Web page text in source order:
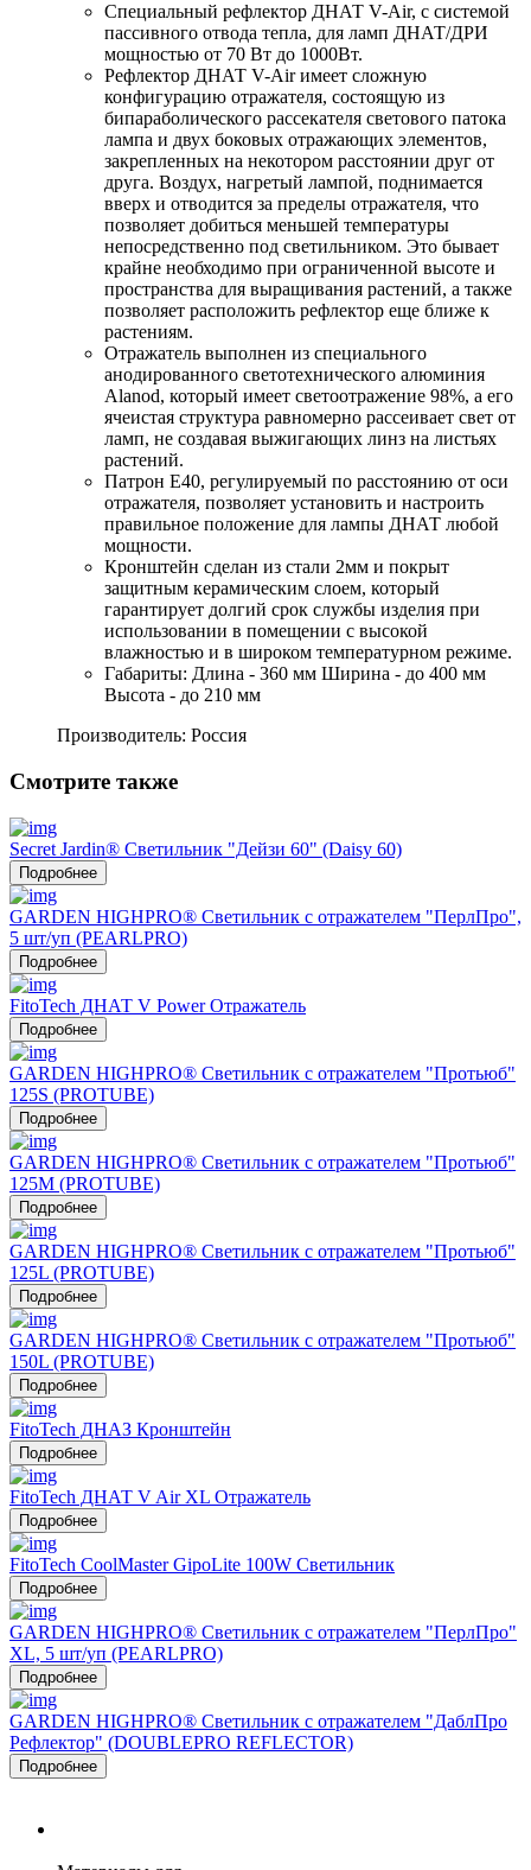
Специальный рефлектор ДНАТ V-Air, с системой
пассивного отвода тепла, для ламп ДНАТ/ДРИ
мощностью от 70 Вт до 1000Вт.
Рефлектор ДНАТ V-Air имеет сложную
конфигурацию отражателя, состоящую из
бипараболического рассекателя светового патока
лампа и двух боковых отражающих элементов,
закрепленных на некотором расстоянии друг от
друга. Воздух, нагретый лампой, поднимается
вверх и отводится за пределы отражателя, что
позволяет добиться меньшей температуры
непосредственно под светильником. Это бывает
крайне необходимо при ограниченной высоте и
пространства для выращивания растений, а также
позволяет расположить рефлектор еще ближе к
растениям.
Отражатель выполнен из специального
анодированного светотехнического алюминия
Alanod, который имеет светоотражение 98%, а его
ячеистая структура равномерно рассеивает свет от
ламп, не создавая выжигающих линз на листьях
растений.
Патрон Е40, регулируемый по расстоянию от оси
отражателя, позволяет установить и настроить
правильное положение для лампы ДНАТ любой
мощности.
Кронштейн сделан из стали 2мм и покрыт
защитным керамическим слоем, который
гарантирует долгий срок службы изделия при
использовании в помещении с высокой
влажностью и в широком температурном режиме.
Габариты: Длина - 360 мм Ширина - до 400 мм
Высота - до 210 мм
Производитель: Россия
Смотрите также
Secret Jardin® Светильник "Дейзи 60" (Daisy 60)
Подробнее
GARDEN HIGHPRO® Светильник с отражателем "ПерлПро",
5 шт/уп (PEARLPRO)
Подробнее
FitoTech ДНАТ V Power Отражатель
Подробнее
GARDEN HIGHPRO® Светильник с отражателем "Протьюб"
125S (PROTUBE)
Подробнее
GARDEN HIGHPRO® Светильник с отражателем "Протьюб"
125М (PROTUBE)
Подробнее
GARDEN HIGHPRO® Светильник с отражателем "Протьюб"
125L (PROTUBE)
Подробнее
GARDEN HIGHPRO® Светильник с отражателем "Протьюб"
150L (PROTUBE)
Подробнее
FitoTech ДНАЗ Кронштейн
Подробнее
FitoTech ДНАТ V Air XL Отражатель
Подробнее
FitoTech CoolMaster GipoLite 100W Светильник
Подробнее
GARDEN HIGHPRO® Светильник с отражателем "ПерлПро"
XL, 5 шт/уп (PEARLPRO)
Подробнее
GARDEN HIGHPRO® Светильник с отражателем "ДаблПро
Рефлектор" (DOUBLEPRO REFLECTOR)
Подробнее